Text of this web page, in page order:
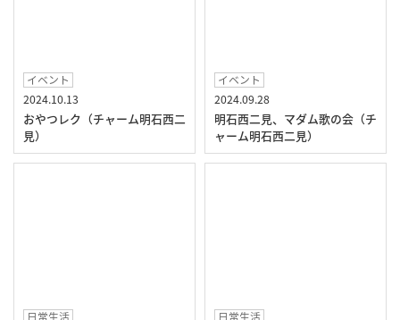
イベント
2024.10.13
おやつレク（チャーム明石西二
見）
イベント
2024.09.28
明石西二見、マダム歌の会（チ
ャーム明石西二見）
日常生活
日常生活